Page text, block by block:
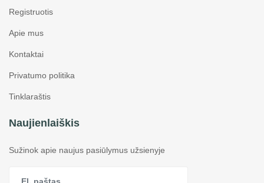
Registruotis
Apie mus
Kontaktai
Privatumo politika
Tinklaraštis
Naujienlaiškis
Sužinok apie naujus pasiūlymus užsienyje